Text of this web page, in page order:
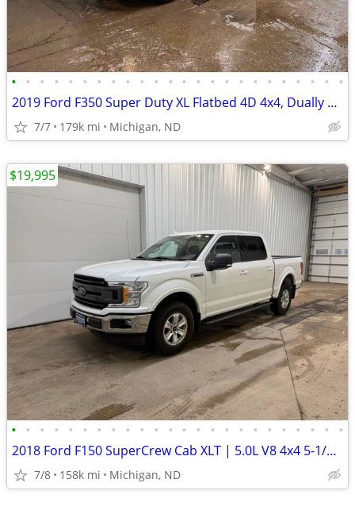
• • • • • • • • • • • • • • • • • • • • • • • •
2019 Ford F350 Super Duty XL Flatbed 4D 4x4, Dually | 178k Miles
7/7 179k mi Michigan, ND
• • • • • • • • • • • • • • • • • • • • • • • •
2018 Ford F150 SuperCrew Cab XLT | 5.0L V8 4x4 5-1/2ft. | 157k Miles
7/8 158k mi Michigan, ND
$19,995